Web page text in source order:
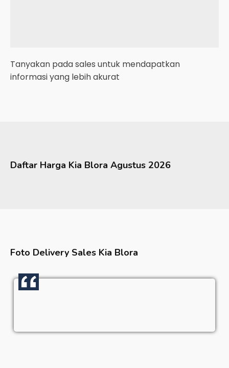
Tanyakan pada sales untuk mendapatkan
informasi yang lebih akurat
Daftar Harga Kia Blora Agustus 2026
Foto Delivery Sales Kia Blora